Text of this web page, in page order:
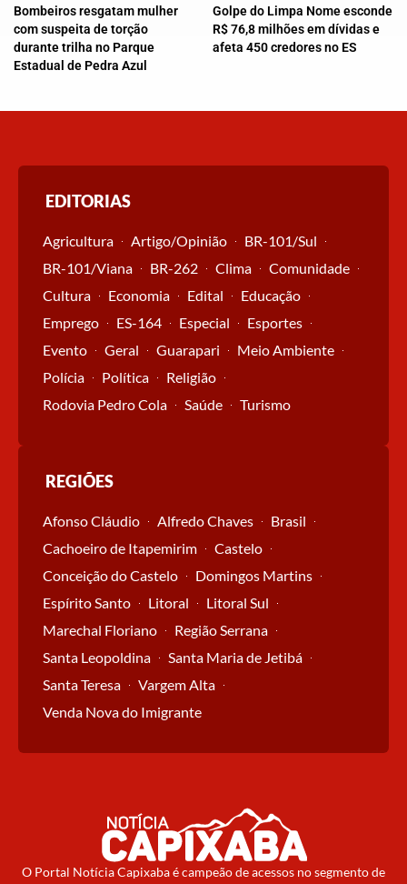
Bombeiros resgatam mulher
com suspeita de torção
durante trilha no Parque
Estadual de Pedra Azul
Golpe do Limpa Nome esconde
R$ 76,8 milhões em dívidas e
afeta 450 credores no ES
EDITORIAS
Agricultura Artigo/Opinião
BR-101/Sul
BR-101/Viana
BR-262 Clima
Comunidade
Cultura
Economia Edital
Educação
Emprego
ES-164 Especial
Esportes
Evento
Geral Guarapari
Meio Ambiente
Polícia
Política
Religião
Rodovia Pedro Cola
Saúde Turismo
REGIÕES
Afonso Cláudio Alfredo Chaves
Brasil
Cachoeiro de Itapemirim
Castelo
Conceição do Castelo
Domingos Martins
Espírito Santo
Litoral
Litoral Sul
Marechal Floriano
Região Serrana
Santa Leopoldina
Santa Maria de Jetibá
Santa Teresa
Vargem Alta
Venda Nova do Imigrante
O Portal Notícia Capixaba é campeão de acessos no segmento de